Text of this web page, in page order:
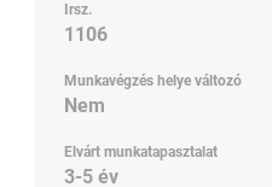
Irsz.
1106
Munkavégzés helye változó
Nem
Elvárt munkatapasztalat
3-5 év
megtekintéséhez.